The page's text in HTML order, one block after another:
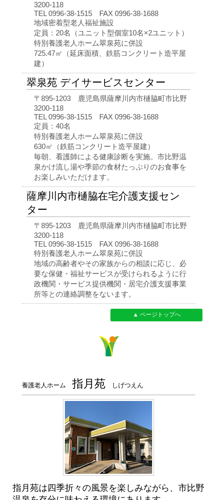
3200-118
TEL 0996‐38‐1515 FAX 0996‐38‐1688
地域密着型老人福祉施設
定員：20名（ユニット型個室10名×2ユニット）
特別養護老人ホーム翠泉苑に併設
725.47㎡（延床面積、鉄筋コンクリート造平屋
建）
翠泉苑 デイサービスセンター
〒895-1203 鹿児島県薩摩川内市樋脇町市比野
3200-118
TEL 0996‐38‐1515 FAX 0996‐38‐1688
定員：40名
特別養護老人ホーム翠泉苑に併設
630㎡（鉄筋コンクリート造平屋建）
毎朝、看護師による健康診断を実施。市比野温
泉かけ流し湯や季節の食材たっぷりのお食事を
お楽しみいただけます。
薩摩川内市樋脇在宅介護支援セン
ター
〒895-1203 鹿児島県薩摩川内市樋脇町市比野
3200-118
TEL 0996‐38‐1515 FAX 0996‐38‐1688
特別養護老人ホーム翠泉苑に併設
地域の高齢者やその家族からの相談に応じ、必
要な保健・福祉サービスが受けられるように行
政機関・サービス提供機関・居宅介護支援事業
所等との連絡調整をないます。
▲ ページトップへ
養護老人ホーム 指月苑 しげつえん
指月苑は四季折々の風景を楽しみながら、市比野